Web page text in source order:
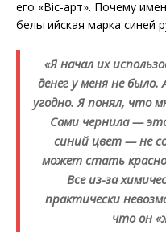
его «Bic-арт». Почему
бельгийская марка синей
«Я начал их
денег у меня не
угодно. Я понял, что
Сами чернила —
синий цвет — не
может стать
Все из-за
практически
что он